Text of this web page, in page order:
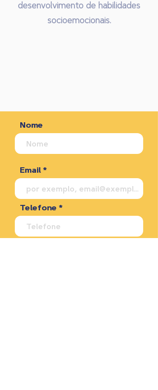
desenvolvimento de habilidades
socioemocionais.
Nome
Email
Telefone